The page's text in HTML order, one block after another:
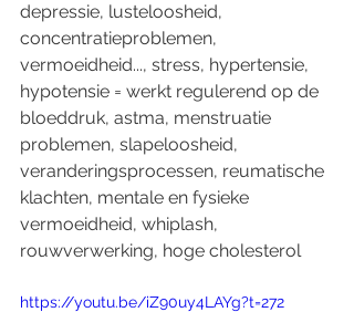
depressie, lusteloosheid,
concentratieproblemen,
vermoeidheid..., stress, hypertensie,
hypotensie = werkt regulerend op de
bloeddruk, astma, menstruatie
problemen, slapeloosheid,
veranderingsprocessen, reumatische
klachten, mentale en fysieke
vermoeidheid, whiplash,
rouwverwerking, hoge cholesterol
https://youtu.be/iZ90uy4LAYg?t=272